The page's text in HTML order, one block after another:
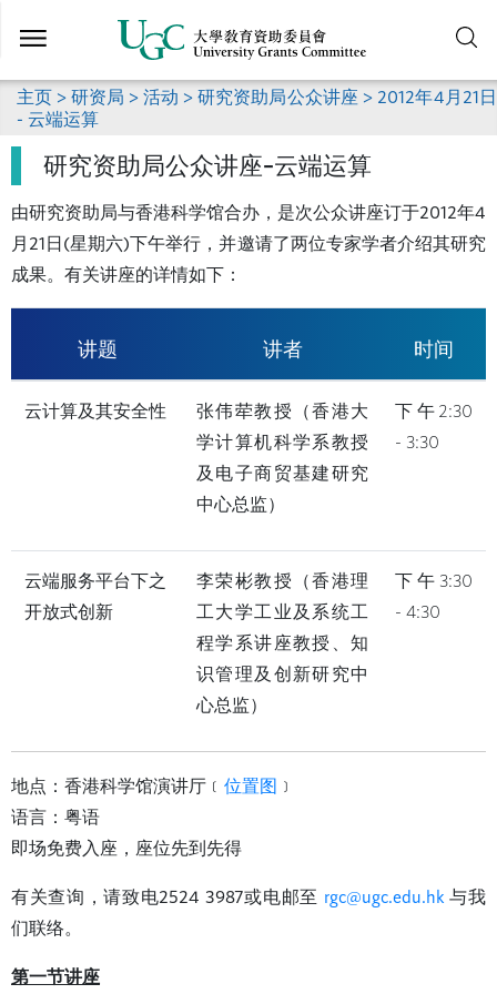
到
要
内
主页 > 研资局 > 活动 > 研究资助局公众讲座 > 2012年4月21日
- 云端运算
研究资助局公众讲座–云端运算
由研究资助局与香港科学馆合办，是次公众讲座订于2012年4
月21日(星期六)下午举行，并邀请了两位专家学者介绍其研究
成果。有关讲座的详情如下：
讲题 讲者 时间
云计算及其安全性
张伟荦教授（香港大
学计算机科学系教授
及电子商贸基建研究
中心总监）
下午2:30
- 3:30
云端服务平台下之
开放式创新
李荣彬教授（香港理
工大学工业及系统工
程学系讲座教授、知
识管理及创新研究中
心总监）
下午3:30
- 4:30
地点：香港科学馆演讲厅﹝ 位置图 ﹞
语言：粤语
即场免费入座，座位先到先得
有关查询，请致电2524 3987或电邮至 rgc@ugc.edu.hk 与我
们联络。
第一节讲座